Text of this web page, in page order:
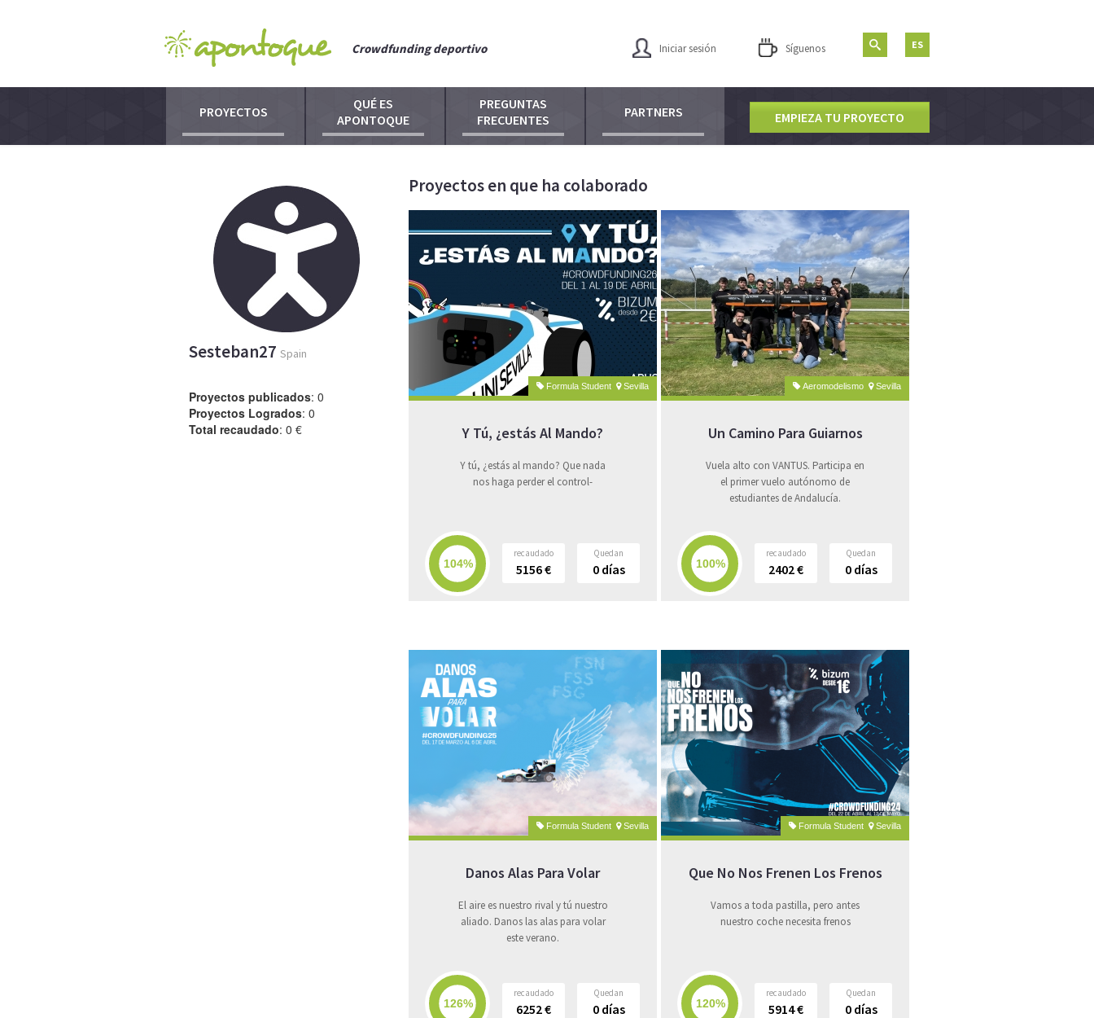
Crowdfunding deportivo ES
Síguenos
Iniciar sesión
PROYECTOS
QUÉ ES
APONTOQUE
PREGUNTAS
FRECUENTES
PARTNERS EMPIEZA TU PROYECTO
Sesteban27 Spain
Proyectos publicados: 0
Proyectos Logrados: 0
Total recaudado: 0 €
Proyectos en que ha colaborado
Formula Student Sevilla
Y Tú, ¿estás Al Mando?
Y tú, ¿estás al mando? Que nada
nos haga perder el control-
recaudado
5156€
Quedan
0 días
Aeromodelismo Sevilla
Un Camino Para Guiarnos
Vuela alto con VANTUS. Participa en
el primer vuelo autónomo de
estudiantes de Andalucía.
recaudado
2402€
Quedan
0 días
Formula Student Sevilla
Danos Alas Para Volar
El aire es nuestro rival y tú nuestro
aliado. Danos las alas para volar
este verano.
recaudado
6252€
Quedan
0 días
Formula Student Sevilla
Que No Nos Frenen Los Frenos
Vamos a toda pastilla, pero antes
nuestro coche necesita frenos
recaudado
5914€
Quedan
0 días